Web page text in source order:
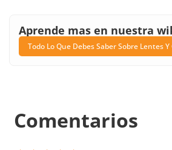
Aprende mas en nuestra
Todo Lo Que Debes Saber Sobre Lentes
Comentarios